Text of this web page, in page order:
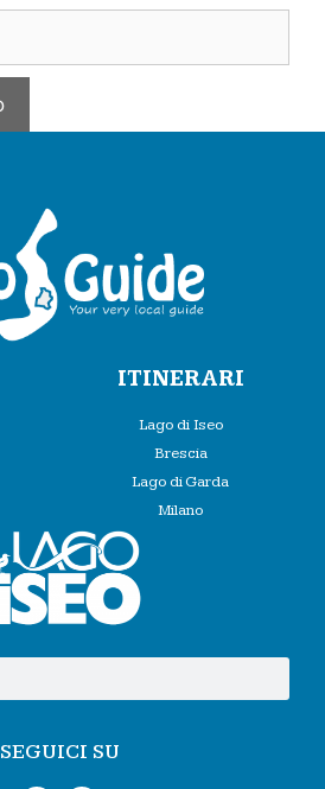
ITINERARI
Lago di Iseo
Brescia
Lago di Garda
Milano
SEGUICI SU